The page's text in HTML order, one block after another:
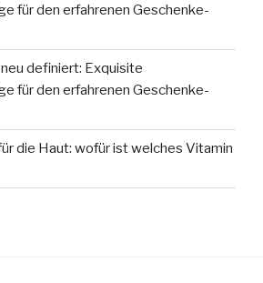
für den erfahrenen Geschenke-
definiert: Exquisite
für den erfahrenen Geschenke-
die Haut: wofür ist welches Vitamin